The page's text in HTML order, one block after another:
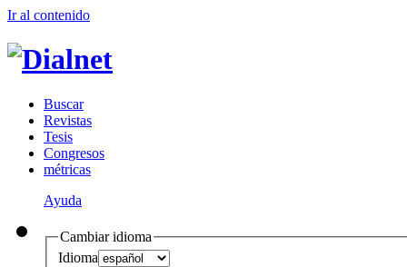
Ir al contenido
Buscar
Revistas
Tesis
Congresos
métricas
Ayuda
Cambiar idioma
Idioma